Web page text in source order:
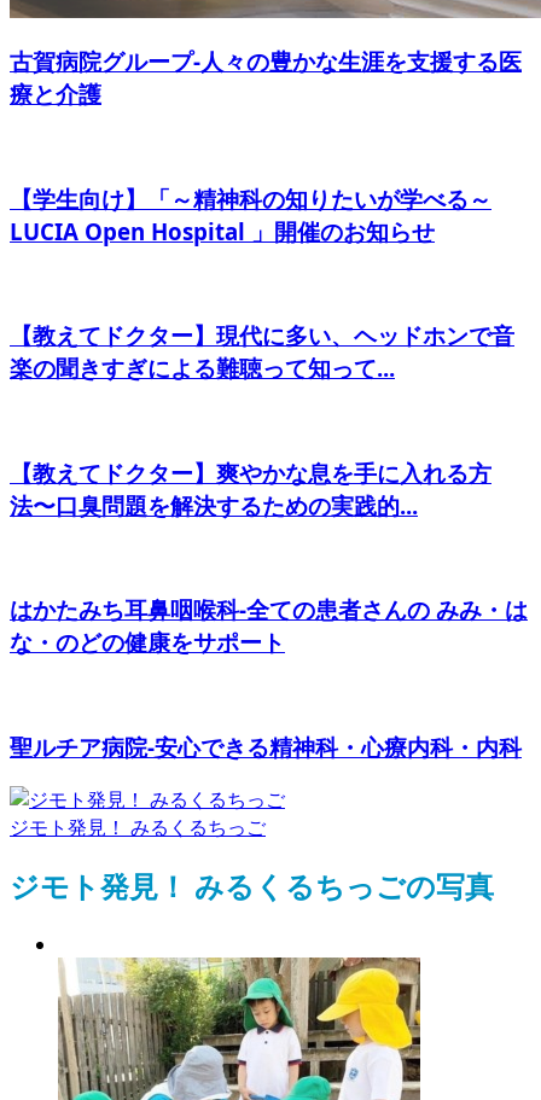
古賀病院グループ-人々の豊かな生涯を支援する医
療と介護
【学生向け】「～精神科の知りたいが学べる～
LUCIA Open Hospital 」開催のお知らせ
【教えてドクター】現代に多い、ヘッドホンで音
楽の聞きすぎによる難聴って知って...
【教えてドクター】爽やかな息を手に入れる方
法〜口臭問題を解決するための実践的...
はかたみち耳鼻咽喉科-全ての患者さんの みみ・は
な・のどの健康をサポート
聖ルチア病院-安心できる精神科・心療内科・内科
ジモト発見！ みるくるちっご
ジモト発見！ みるくるちっごの写真